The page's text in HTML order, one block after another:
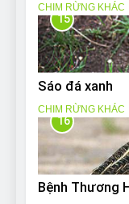
CHIM RỪNG KHÁC
15
Sáo đá xanh
CHIM RỪNG KHÁC
16
Bệnh Thương